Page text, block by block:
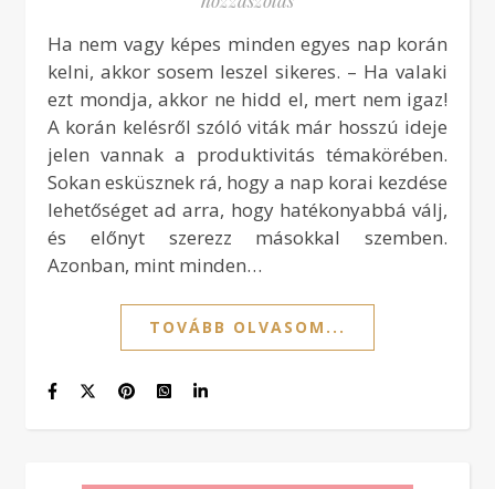
Ha nem vagy képes minden egyes nap korán
kelni, akkor sosem leszel sikeres. – Ha valaki
ezt mondja, akkor ne hidd el, mert nem igaz!
A korán kelésről szóló viták már hosszú ideje
jelen vannak a produktivitás témakörében.
Sokan esküsznek rá, hogy a nap korai kezdése
lehetőséget ad arra, hogy hatékonyabbá válj,
és előnyt szerezz másokkal szemben.
Azonban, mint minden…
TOVÁBB OLVASOM...